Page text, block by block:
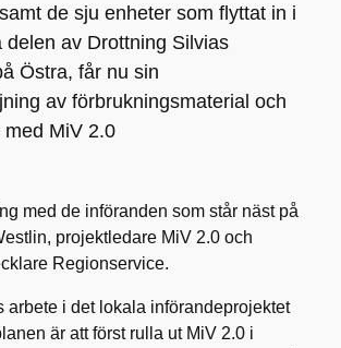
de sju enheter som flyttat in i
delen av Drottning Silvias
Östra, får nu sin
av förbrukningsmaterial och
MiV 2.0
med de införanden som står näst på
projektledare MiV 2.0 och
Regionservice.
arbete i det lokala införandeprojektet
är att först rulla ut MiV 2.0 i